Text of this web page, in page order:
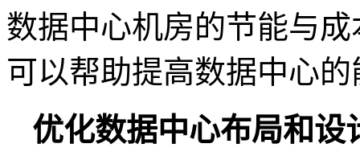
数据中心机房的节能与
可以帮助提高数据中心
优化数据中心布局和设